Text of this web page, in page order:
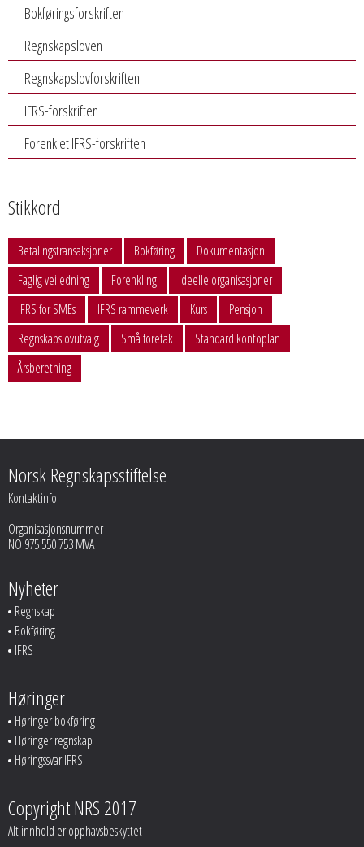
Bokføringsforskriften
Regnskapsloven
Regnskapslovforskriften
IFRS-forskriften
Forenklet IFRS-forskriften
Stikkord
Betalingstransaksjoner Bokføring
Dokumentasjon
Faglig veiledning
Forenkling
Ideelle organisasjoner
IFRS for SMEs
IFRS rammeverk Kurs
Pensjon
Regnskapslovutvalg
Små foretak
Standard kontoplan
Årsberetning
Norsk Regnskapsstiftelse
Kontaktinfo
Organisasjonsnummer
NO 975 550 753 MVA
Nyheter
Regnskap
Bokføring
IFRS
Høringer
Høringer bokføring
Høringer regnskap
Høringssvar IFRS
Copyright NRS 2017
Alt innhold er opphavsbeskyttet